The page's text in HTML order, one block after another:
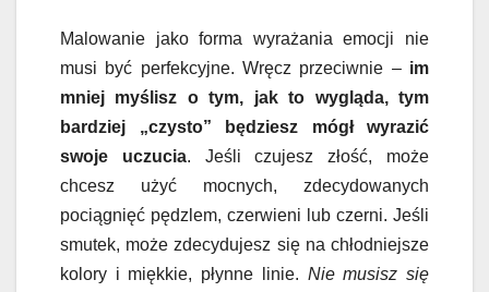
Malowanie jako forma wyrażania emocji nie
musi być perfekcyjne. Wręcz przeciwnie – im
mniej myślisz o tym, jak to wygląda, tym
bardziej „czysto” będziesz mógł wyrazić
swoje uczucia. Jeśli czujesz złość, może
chcesz użyć mocnych, zdecydowanych
pociągnięć pędzlem, czerwieni lub czerni. Jeśli
smutek, może zdecydujesz się na chłodniejsze
kolory i miękkie, płynne linie. Nie musisz się